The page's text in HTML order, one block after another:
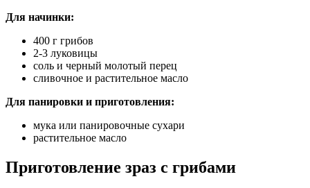
Для начинки:
400 г грибов
2-3 луковицы
соль и черный молотый перец
сливочное и растительное масло
Для панировки и приготовления:
мука или панировочные сухари
растительное масло
Приготовление зраз с грибами